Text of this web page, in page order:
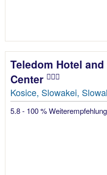
Teledom Hotel
Center
Kosice, Slowakei,
5.8 - 100 % Weiterempfehlung